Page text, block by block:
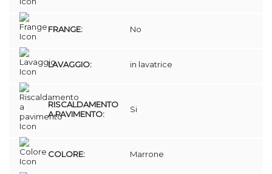
FRANGE: No
LAVAGGIO: in lavatrice
RISCALDAMENTO
A PAVIMENTO:
Si
COLORE: Marrone